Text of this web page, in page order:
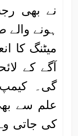
نے بھی
ہونے
میٹنگ کا
آگے کے
گی۔
علم سے
کی جاتی